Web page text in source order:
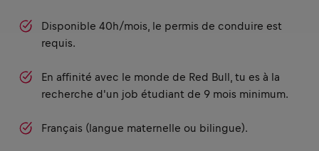
Disponible 40h/mois, le permis de conduire est
requis.
En affinité avec le monde de Red Bull, tu es à la
recherche d'un job étudiant de 9 mois minimum.
Français (langue maternelle ou bilingue).